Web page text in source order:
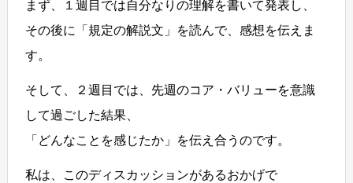
まず、１週目では自分なりの理解を書いて発表し、
その後に「規定の解説文」を読んで、感想を伝えま
す。
そして、２週目では、先週のコア・バリューを意識
して過ごした結果、
「どんなことを感じたか」を伝え合うのです。
私は、このディスカッションがあるおかげで